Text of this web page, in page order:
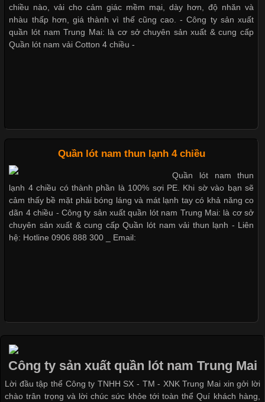
Trong những năm gần đây, vải Bamboo đang trở thành một
trong những chất liệu được yêu thích trong ngành thời trang
nhờ đặc tính mềm mại, thoáng khí và thân thiện với môi trường.
Không chỉ được ứng dụng trong quần áo thường ngày, loại vải
Cập nhật 2026-05-20 14:58:56
Vải thun là một trong những chất liệu được sử dụng rộng rãi
nhất trong ngành thời trang nhờ đặc tính co giãn, mềm mại và
thoải mái khi mặc. Từ áo thun, đồ thể thao cho đến đồ lót nam,
vải thun luôn đóng vai trò quan trọng trong quá trình sản xuất.
Hiện nay, nhu cầu tìm kiếm quần lót nam giá
Các Form Áo Thun Phổ Biến Hiện Nay Và Xu Hướng Trong
Ngành May Mặc Áo thun là một trong những trang phục quen
thuộc và được sử dụng phổ biến nhất hiện nay. Không chỉ đa
dạng về màu sắc hay chất liệu, áo thun còn có nhiều form dáng
khác nhau để phù hợp với từng phong cách thời trang và nhu
cầu
Giặt và bảo quản quần lót nam đúng cách
Những mẩu quần lót nam thông dụng hiện nay
Bộ sưu tập quần lót nam Boxer TpHCM
Quần lót nam boxer thun lạnh
Dễ chịu hơn với quần lót nam giá rẻ vải Cotton 4 chiều
chiều nào, vải cho cảm giác mềm mại, dày hơn, độ nhăn và
nhàu thấp hơn, giá thành vì thế cũng cao. - Công ty sản xuất
quần lót nam Trung Mai: là cơ sở chuyên sản xuất & cung cấp
Quần lót nam vải Cotton 4 chiều -
Quần lót nam thun lạnh 4 chiều
Quần lót nam thun
lạnh 4 chiều có thành phần là 100% sợi PE. Khi sờ vào bạn sẽ
cảm thấy bề mặt phải bóng láng và mát lạnh tay có khả năng co
dãn 4 chiều - Công ty sản xuất quần lót nam Trung Mai: là cơ sở
chuyên sản xuất & cung cấp Quần lót nam vải thun lạnh - Liên
hệ: Hotline 0906 888 300 _ Email:
Công ty sản xuất quần lót nam Trung Mai
Lời đầu tập thể Công ty TNHH SX - TM - XNK Trung Mai xin gởi lời
chào trân trọng và lời chúc sức khỏe tới toàn thể Quí khách hàng,